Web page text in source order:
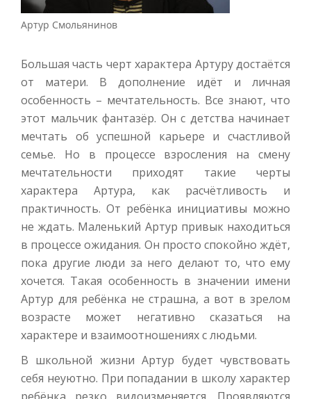
Артур Смольянинов
Большая часть черт характера Артуру достаётся
от матери. В дополнение идёт и личная
особенность – мечтательность. Все знают, что
этот мальчик фантазёр. Он с детства начинает
мечтать об успешной карьере и счастливой
семье. Но в процессе взросления на смену
мечтательности приходят такие черты
характера Артура, как расчётливость и
практичность. От ребёнка инициативы можно
не ждать. Маленький Артур привык находиться
в процессе ожидания. Он просто спокойно ждёт,
пока другие люди за него делают то, что ему
хочется. Такая особенность в значении имени
Артур для ребёнка не страшна, а вот в зрелом
возрасте может негативно сказаться на
характере и взаимоотношениях с людьми.
В школьной жизни Артур будет чувствовать
себя неуютно. При попадании в школу характер